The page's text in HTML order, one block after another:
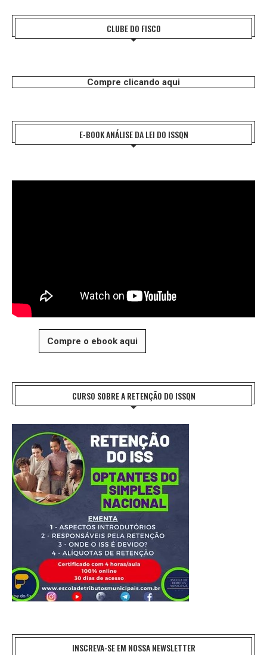
CLUBE DO FISCO
Compre clicando aqui
E-BOOK ANÁLISE DA LEI DO ISSQN
Compre o ebook aqui
CURSO SOBRE A RETENÇÃO DO ISSQN
INSCREVA-SE EM NOSSA NEWSLETTER